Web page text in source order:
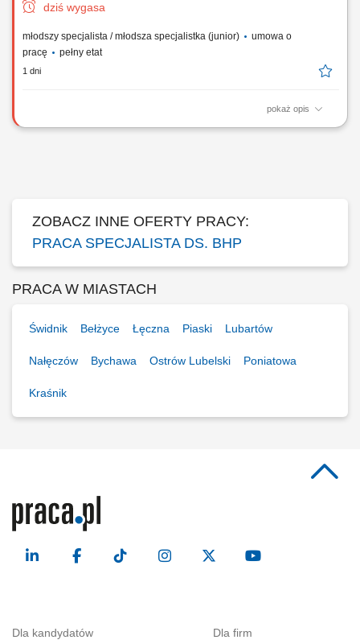
dziś wygasa
młodszy specjalista / młodsza specjalistka (junior)
umowa o
pracę
pełny etat
1 dni
pokaż opis
Zakres obowiązków: Operacyjne wsparcie zespołu BHP w codziennych
ZOBACZ INNE OFERTY PRACY:
PRACA SPECJALISTA DS. BHP
PRACA W MIASTACH
Świdnik Bełżyce Łęczna Piaski Lubartów
Nałęczów Bychawa Ostrów Lubelski Poniatowa
Kraśnik
Dla kandydatów Dla firm